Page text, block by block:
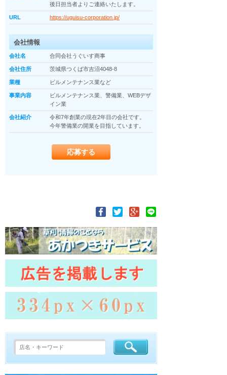
後日担当者よりご連絡いたします。
URL https://uguisu-corporation.jp/
会社情報
会社名 合同会社うぐいす商事
会社住所 茨城県つくば市吉沼4048-8
業種 ビルメンテナンス業など
事業内容
ビルメンテナンス業、警備業、WEBデザ
イン業
会社紹介
令和7年創業の現在2年目の会社です。
今年警備業の開業を目指しています。
応募する